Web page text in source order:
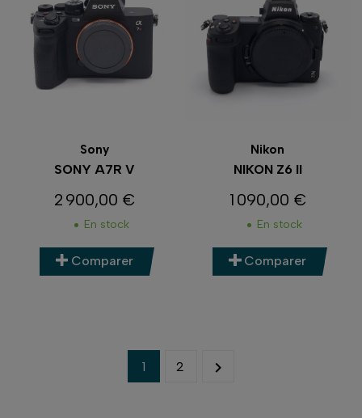
Sony
SONY A7R V
Prix
2 900,00 €
En stock
Comparer
Nikon
NIKON Z6 II
Prix
1 090,00 €
En stock
Comparer
1 2 